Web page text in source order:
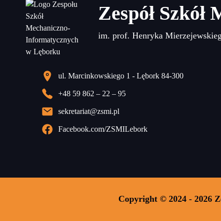
Zespół
im. prof. Henryka
ul. Marcinkowskiego 1 - Lębork 84-300
+48 59 862 – 22 – 95
sekretariat@zsmi.pl
Facebook.com/ZSMILebork
Copyright © 2024 - 2026